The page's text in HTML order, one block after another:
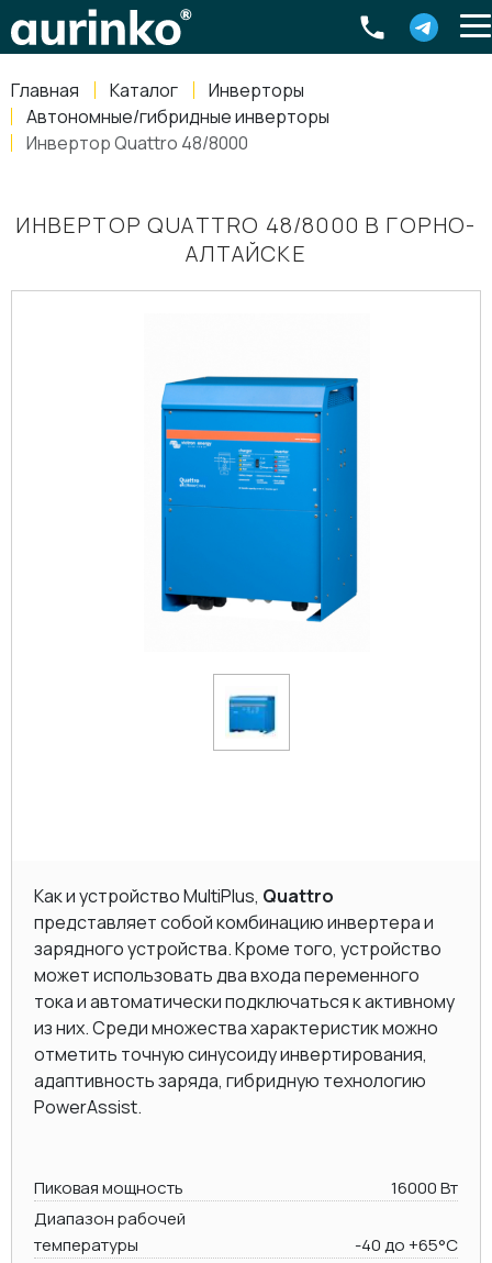
Главная Каталог
Инверторы
Автономные/гибридные инверторы
Инвертор Quattro 48/8000
ИНВЕРТОР QUATTRO 48/8000 В ГОРНО-
АЛТАЙСКЕ
Как и устройство MultiPlus, Quattro
представляет собой комбинацию инвертера и
зарядного устройства. Кроме того, устройство
может использовать два входа переменного
тока и автоматически подключаться к активному
из них. Среди множества характеристик можно
отметить точную синусоиду инвертирования,
адаптивность заряда, гибридную технологию
PowerAssist.
Пиковая мощность
16000 Вт
Диапазон рабочей
температуры
-40 до +65°C
Россия, Свердловская область Екатеринбург ,
8-800-770-79-40